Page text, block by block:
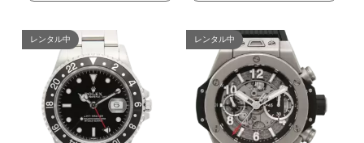
レンタル中 レンタル中